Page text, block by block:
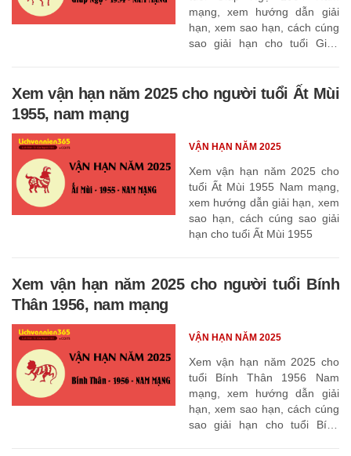
mạng, xem hướng dẫn giải
hạn, xem sao hạn, cách cúng
sao giải hạn cho tuổi Giáp
Xem vận hạn năm 2025 cho người tuổi Ất Mùi
1955, nam mạng
Xem vận hạn năm 2025 cho
tuổi Ất Mùi 1955 Nam mạng,
xem hướng dẫn giải hạn, xem
sao hạn, cách cúng sao giải
hạn cho tuổi Ất Mùi 1955
VẬN HẠN NĂM 2025
Xem vận hạn năm 2025 cho người tuổi Bính
Thân 1956, nam mạng
Xem vận hạn năm 2025 cho
tuổi Bính Thân 1956 Nam
mạng, xem hướng dẫn giải
hạn, xem sao hạn, cách cúng
sao giải hạn cho tuổi Bính
VẬN HẠN NĂM 2025